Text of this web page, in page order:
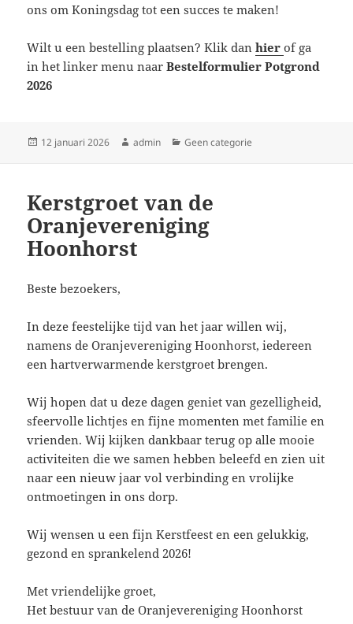
ons om Koningsdag tot een succes te maken!
Wilt u een bestelling plaatsen? Klik danhierof ga
in het linker menu naarBestelformulier Potgrond
2026
Geplaatst
12 januari 2026 Auteur
admin Categorieën
Geen categorie
Kerstgroet van de
Oranjevereniging
Hoonhorst
Beste bezoekers,
In deze feestelijke tijd van het jaar willen wij,
namens de Oranjevereniging Hoonhorst, iedereen
een hartverwarmende kerstgroet brengen.
Wij hopen dat u deze dagen geniet van gezelligheid,
sfeervolle lichtjes en fijne momenten met familie en
vrienden. Wij kijken dankbaar terug op alle mooie
activiteiten die we samen hebben beleefd en zien uit
naar een nieuw jaar vol verbinding en vrolijke
ontmoetingen in ons dorp.
Wij wensen u een fijn Kerstfeest en een gelukkig,
gezond en sprankelend 2026!
Met vriendelijke groet,
Het bestuur van de Oranjevereniging Hoonhorst